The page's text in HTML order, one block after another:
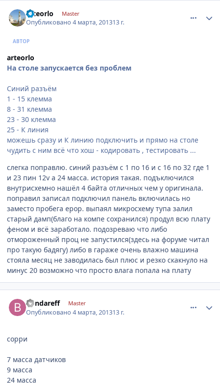
arteorlo Master
Опубликовано4 марта, 201313 г.
АВТОР
arteorlo
На столе запускается без проблем
Синий разъём
1 - 15 клемма
8 - 31 клемма
23 - 30 клемма
25 - К линия
можешь сразу и К линию подключить и прямо на столе
чудить с ним всё что хош - кодировать , тестировать ...
слегка поправлю. синий разъём с 1 по 16 и с 16 по 32 где 1
и 23 пин 12v а 24 масса. история такая. подъключился
внутрисхемно нашёл 4 байта отличных чем у оригинала.
поправил записал подключил панель включилась но
заместо пробега ерор. выпаял микросхему тупа залил
старый дамп(благо на компе сохранился) продул всю плату
феном и всё заработало. подозреваю что либо
отмороженный проц не запустился(здесь на форуме читал
про такую бадягу) либо в гараже очень влажно машина
стояла месяц не заводилась был плюс и резко скакнуло на
минус 20 возможно что просто влага попала на плату
Bondareff Master
Опубликовано4 марта, 201313 г.
сорри
7 масса датчиков
9 масса
24 масса